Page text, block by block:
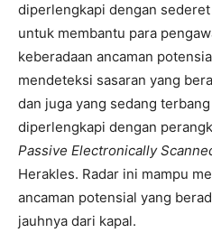
diperlengkapi dengan
untuk membantu para
keberadaan ancaman
mendeteksi sasaran yang
dan juga yang sedang
diperlengkapi dengan
Passive Electronically
Herakles. Radar ini mampu
ancaman potensial yang
jauhnya dari kapal.